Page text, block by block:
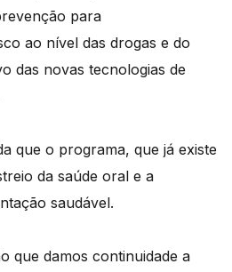
para
ao nível das drogas e do
das novas tecnologias de
que o programa, que já existe
da saúde oral e a
saudável.
que damos continuidade a